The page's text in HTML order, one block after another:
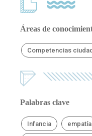
Áreas de
Competencias
Palabras clave
Infancia empatía